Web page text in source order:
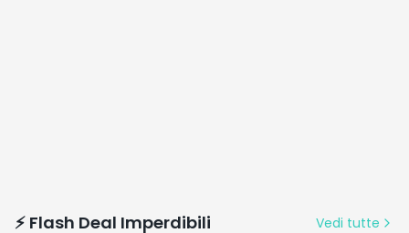
⚡ Flash Deal Imperdibili
Vedi tutte